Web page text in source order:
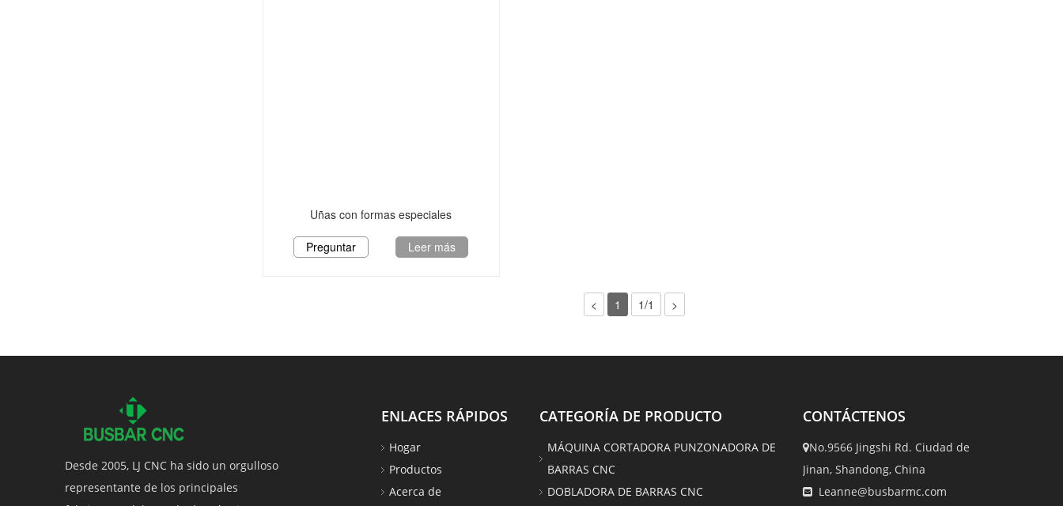
Uñas con formas especiales
Preguntar Leer más
< 1 1/1 >
Desde 2005, LJ CNC ha sido un orgulloso
representante de los principales
ENLACES RÁPIDOS
Hogar
Productos
Acerca de
CATEGORÍA DE PRODUCTO
MÁQUINA CORTADORA PUNZONADORA DE
BARRAS CNC
DOBLADORA DE BARRAS CNC
CONTÁCTENOS
No.9566 Jingshi Rd. Ciudad de
Jinan, Shandong, China

Leanne@busbarmc.com